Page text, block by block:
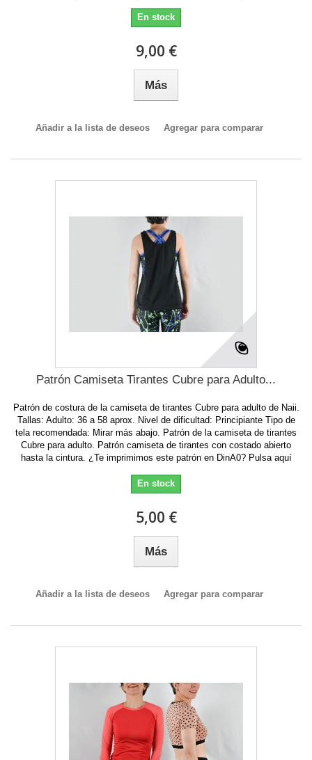
En stock
9,00 €
Más
Añadir a la lista de deseos Agregar para comparar
Patrón Camiseta Tirantes Cubre para Adulto...
Patrón de costura de la camiseta de tirantes Cubre para adulto de Naii.
Tallas: Adulto: 36 a 58 aprox. Nivel de dificultad: Principiante Tipo de
tela recomendada: Mirar más abajo. Patrón de la camiseta de tirantes
Cubre para adulto. Patrón camiseta de tirantes con costado abierto
hasta la cintura. ¿Te imprimimos este patrón en DinA0? Pulsa aquí
En stock
5,00 €
Más
Añadir a la lista de deseos Agregar para comparar